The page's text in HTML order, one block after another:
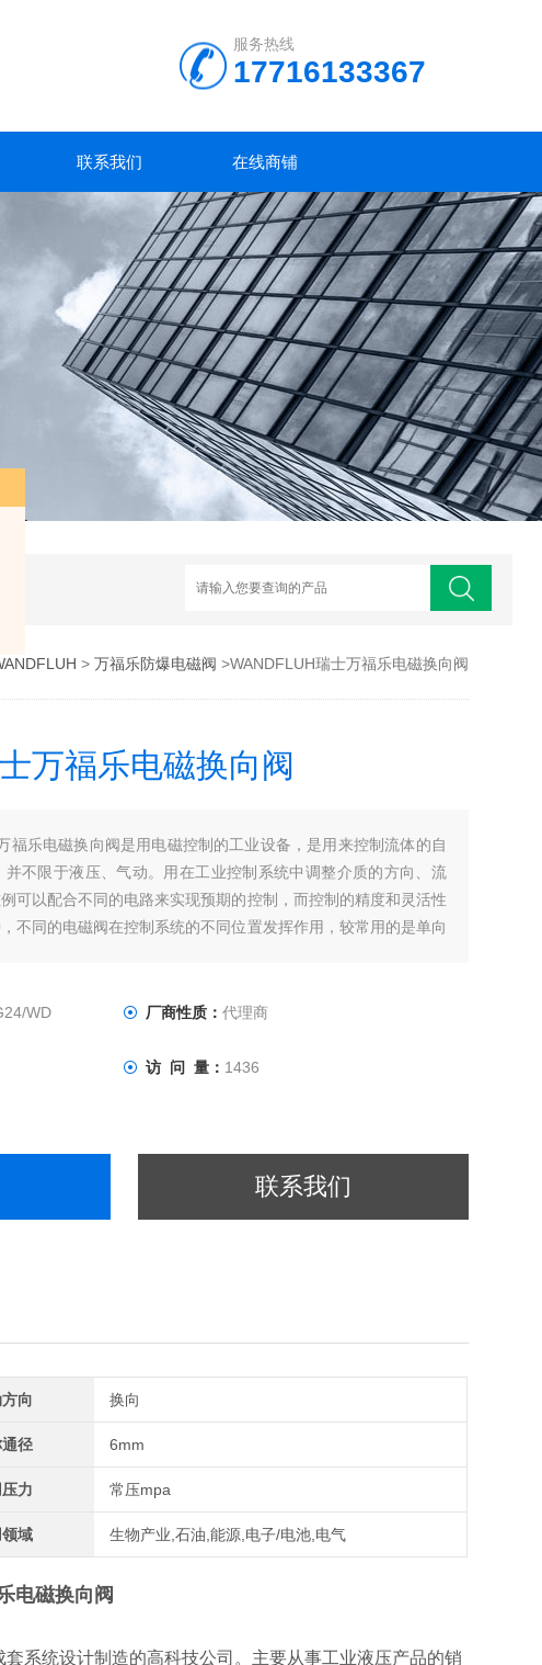
服务热线
17716133367
联系我们 在线商铺
> 万福乐防爆电磁阀 >WANDFLUH瑞士万福乐电磁换向阀
万福乐电磁换向阀
福乐电磁换向阀是用电磁控制的工业设备，是用来控制流体的自
不限于液压、气动。用在工业控制系统中调整介质的方向、流
可以配合不同的电路来实现预期的控制，而控制的精度和灵活性
不同的电磁阀在控制系统的不同位置发挥作用，较常用的是单向
WD 厂商性质：代理商
访 问 量： 1436
联系我们
向 换向
径 6mm
力 常压mpa
域 生物产业,石油,能源,电子/电池,电气
电磁换向阀
系统设计制造的高科技公司。主要从事工业液压产品的销